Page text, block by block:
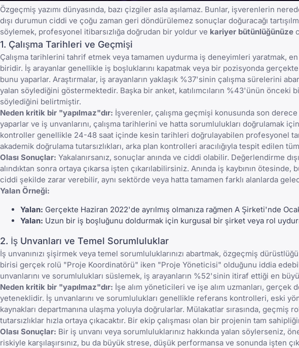
Özgeçmiş yazımı dünyasında, bazı çizgiler asla aşılamaz. Bunlar, işverenlerin
dışı durumun ciddi ve çoğu zaman geri döndürülemez sonuçlar doğuracağı
söylemek, profesyonel itibarsızlığa doğrudan bir yoldur ve kariyer bütünlüğünüze
1. Çalışma Tarihleri ve Geçmişi
Çalışma tarihlerini tahrif etmek veya tamamen uydurma iş deneyimleri yaratmak,
biridir. İş arayanlar genellikle iş boşluklarını kapatmak veya bir pozisyonda
bunu yaparlar. Araştırmalar, iş arayanların yaklaşık %37'sinin çalışma sürelerini
yalan söylediğini göstermektedir. Başka bir anket, katılımcıların %43'ünün önceki
söylediğini belirtmiştir.
Neden kritik bir "yapılmaz"dır: İşverenler, çalışma geçmişi konusunda son
yaparlar ve iş unvanlarını, çalışma tarihlerini ve hatta sorumlulukları doğrulamak
kontroller genellikle 24-48 saat içinde kesin tarihleri doğrulayabilen profesyonel
akademik doğrulama tutarsızlıkları, arka plan kontrolleri aracılığıyla tespit edilen
Olası Sonuçlar: Yakalanırsanız, sonuçlar anında ve ciddi olabilir. Değerlendirme
alındıktan sonra ortaya çıkarsa işten çıkarılabilirsiniz. Anında iş kaybının
ciddi şekilde zarar verebilir, aynı sektörde veya hatta tamamen farklı alanlarda
Yalan Örneği:
Yalan: Gerçekte Haziran 2022'de ayrılmış olmanıza rağmen A Şirketi'nde
Yalan: Uzun bir iş boşluğunu doldurmak için kurgusal bir şirket veya rol
2. İş Unvanları ve Temel Sorumluluklar
İş unvanınızı şişirmek veya temel sorumluluklarınızı abartmak, özgeçmiş dürüstlüğü
birisi gerçek rolü "Proje Koordinatörü" iken "Proje Yöneticisi" olduğunu iddia
unvanlarını ve sorumlulukları süslemek, iş arayanların %52'sinin itiraf ettiği en
Neden kritik bir "yapılmaz"dır: İşe alım yöneticileri ve işe alım uzmanları, gerçek
yeteneklidir. İş unvanlarını ve sorumlulukları genellikle referans kontrolleri, eski
kaynakları departmanına ulaşma yoluyla doğrularlar. Mülakatlar sırasında, geçmiş
tutarsızlıklar hızla ortaya çıkacaktır. Bir ekip çalışması olan bir projenin tam
Olası Sonuçlar: Bir iş unvanı veya sorumluluklarınız hakkında yalan söylerseniz,
riskiyle karşılaşırsınız, bu da büyük strese, düşük performansa ve sonunda işten